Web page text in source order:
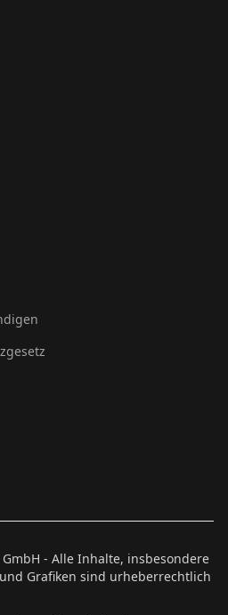
GmbH - Alle Inhalte, insbesondere
Grafiken sind urheberrechtlich